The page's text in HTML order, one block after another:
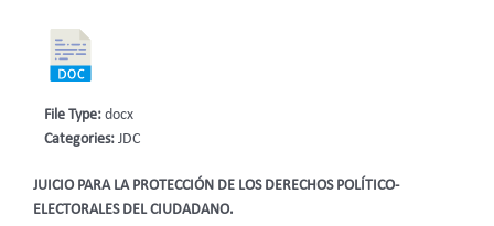
JUICIO PARA LA PROTECCIÓN DE LOS DERECHOS POLÍTICO-
ELECTORALES DEL CIUDADANO.
File Type: docx
Categories: JDC